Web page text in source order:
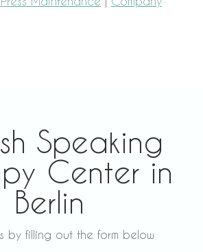
Speaking
Center in
Berlin
by filling out the form below